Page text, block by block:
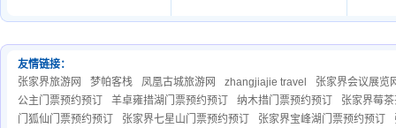
友情链接：
张家界旅游网
梦帕客栈 凤凰古城旅游网 zhangjiajie travel
张家界会议展览
公主门票预约预订
羊卓雍措湖门票预约预订 纳木措门票预约预订
张家界莓
门狐仙门票预约预订
张家界七星山门票预约预订 张家界宝峰湖门票预约预订